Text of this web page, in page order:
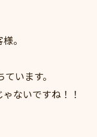
。
います。
ないですね！！